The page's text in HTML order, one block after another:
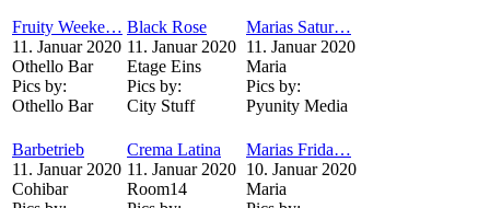
Fruity Weeke…
11. Januar 2020
Othello Bar
Pics by:
Othello Bar
Black Rose
11. Januar 2020
Etage Eins
Pics by:
City Stuff
Marias Satur…
11. Januar 2020
Maria
Pics by:
Pyunity Media
Barbetrieb
11. Januar 2020
Cohibar
Crema Latina
11. Januar 2020
Room14
Marias Frida…
10. Januar 2020
Maria